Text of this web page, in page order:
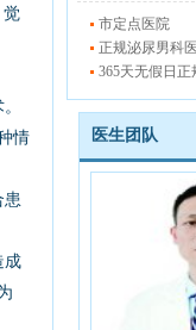
觉
情
患
成
市定点医院
正规泌尿男科
365天无假日
医生团队